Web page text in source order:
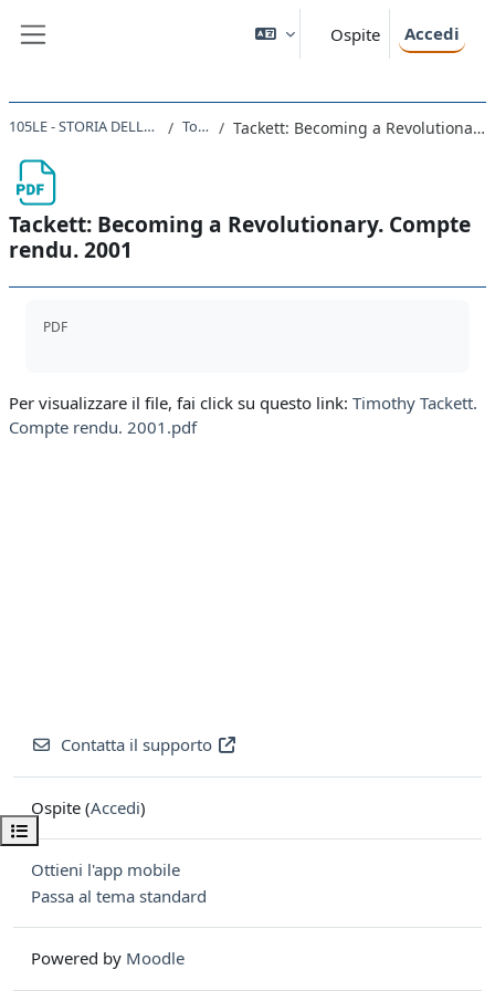
Ospite Accedi
Apri indice del corso
105LE - STORIA DELLA FRANCIA 2021 Topic 25 Tackett: Becoming a Revolutionary. Compte rendu. 2001
Tackett: Becoming a Revolutionary. Compte
rendu. 2001
PDF
Per visualizzare il file, fai click su questo link: Timothy Tackett.
Compte rendu. 2001.pdf
Contatta il supporto
Ospite (Accedi)
Ottieni l'app mobile
Passa al tema standard
Powered by Moodle